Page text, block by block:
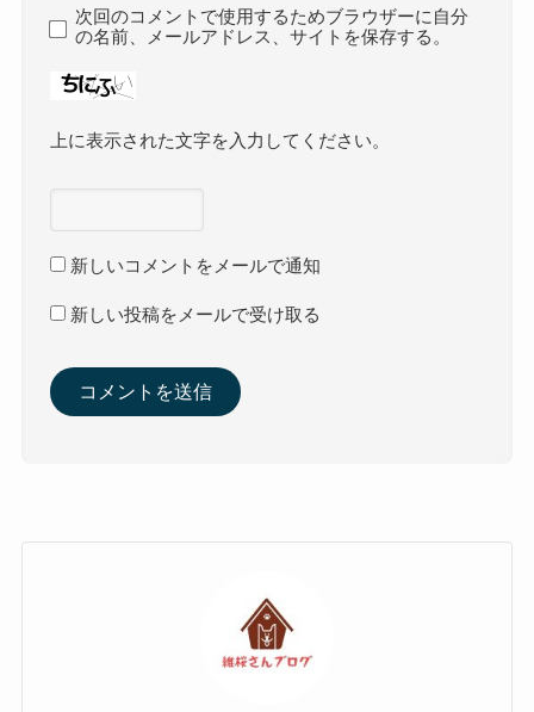
次回のコメントで使用するためブラウザーに自分
の名前、メールアドレス、サイトを保存する。
上に表示された文字を入力してください。
新しいコメントをメールで通知
新しい投稿をメールで受け取る